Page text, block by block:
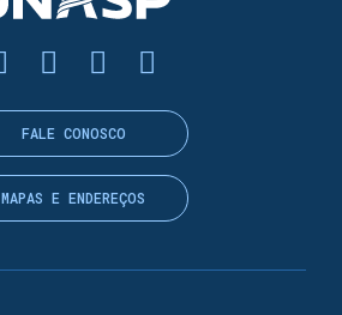
FALE CONOSCO
MAPAS E ENDEREÇOS